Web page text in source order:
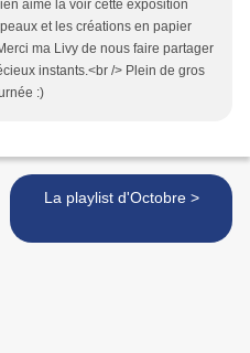
aimé la voir cette exposition
et les créations en papier
ma Livy de nous faire partager
instants.<br /> Plein de gros
:)
La playlist d'Octobre >